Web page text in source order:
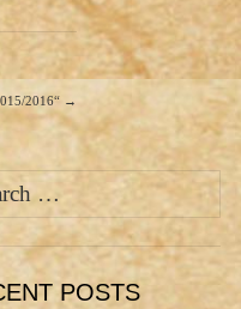
2016“ →
POSTS